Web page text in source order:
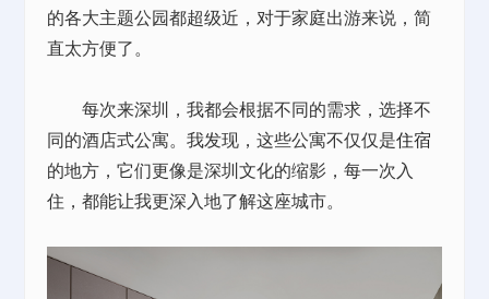
的各大主题公园都超级近，对于家庭出游来说，简
直太方便了。
每次来深圳，我都会根据不同的需求，选择不
同的酒店式公寓。我发现，这些公寓不仅仅是住宿
的地方，它们更像是深圳文化的缩影，每一次入
住，都能让我更深入地了解这座城市。